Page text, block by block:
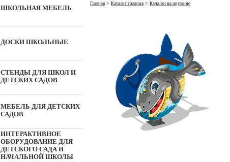
ШКОЛЬНАЯ МЕБЕЛЬ
ДОСКИ ШКОЛЬНЫЕ
СТЕНДЫ ДЛЯ ШКОЛ И
ДЕТСКИХ САДОВ
МЕБЕЛЬ ДЛЯ ДЕТСКИХ
САДОВ
ИНТЕРАКТИВНОЕ
ОБОРУДОВАНИЕ ДЛЯ
ДЕТСКОГО САДА И
НАЧАЛЬНОЙ ШКОЛЫ
Главная > Каталог товаров > Качалки на пружине